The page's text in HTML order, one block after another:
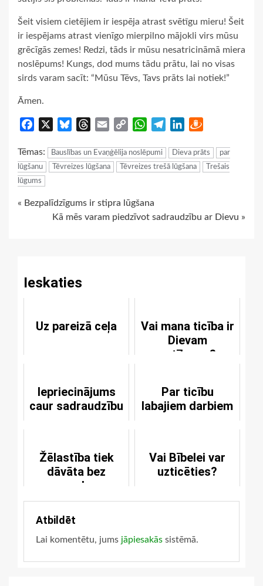
Šeit visiem cietējiem ir iespēja atrast svētīgu mieru! Šeit
ir iespējams atrast vienīgo mierpilno mājokli virs mūsu
grēcīgās zemes! Redzi, tāds ir mūsu nesatricināmā miera
noslēpums! Kungs, dod mums tādu prātu, lai no visas
sirds varam sacīt: “Mūsu Tēvs, Tavs prāts lai notiek!”
Āmen.
Facebook BlueskyThreads
Email
Copy
WhatsApp
TelegramLinkedIn
Tēmas: Bauslības un Evaņģēlija noslēpumi Dieva prāts
par
lūgšanu
Tēvreizes lūgšana Tēvreizes trešā lūgšana
Trešais
lūgums
Continue
« Bezpalīdzīgums ir stipra lūgšana
Kā mēs varam piedzīvot sadraudzību ar Dievu »
Ieskaties
Uz pareizā ceļa
Vai mana ticība ir
Dievam
patīkama?
Iepriecinājums
caur sadraudzību
Par ticību
labajiem darbiem
Žēlastība tiek
dāvāta bez
nopelna
Vai Bībelei var
uzticēties?
Atbildēt
Lai komentētu, jums jāpiesakās sistēmā.